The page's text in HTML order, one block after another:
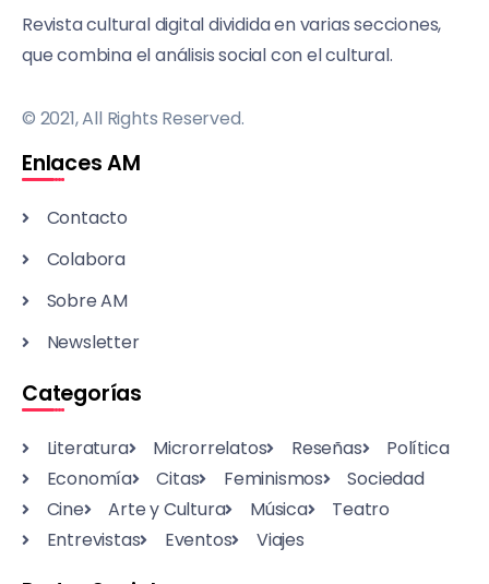
Revista cultural digital dividida en varias secciones,
que combina el análisis social con el cultural.
© 2021, All Rights Reserved.
Enlaces AM
Contacto
Colabora
Sobre AM
Newsletter
Categorías
Literatura Microrrelatos Reseñas
Política
Economía
Citas Feminismos
Sociedad
Cine
Arte y Cultura Música
Teatro
Entrevistas
Eventos Viajes